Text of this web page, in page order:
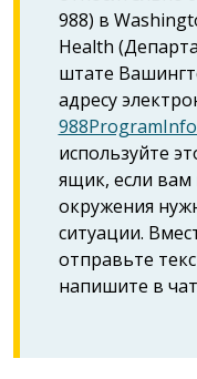
988) в
Health
штате
адресу
используйте
ящик, если
окружения
ситуации.
отправьте
напишите в